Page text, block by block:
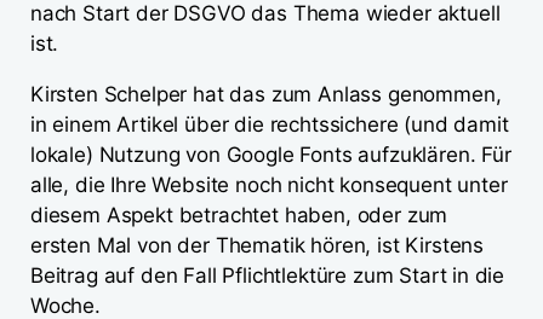
nach Start der DSGVO das Thema wieder aktuell
ist.
Kirsten Schelper hat das zum Anlass genommen,
in einem Artikel über die rechtssichere (und damit
lokale) Nutzung von Google Fonts aufzuklären. Für
alle, die Ihre Website noch nicht konsequent unter
diesem Aspekt betrachtet haben, oder zum
ersten Mal von der Thematik hören, ist Kirstens
Beitrag auf den Fall Pflichtlektüre zum Start in die
Woche.